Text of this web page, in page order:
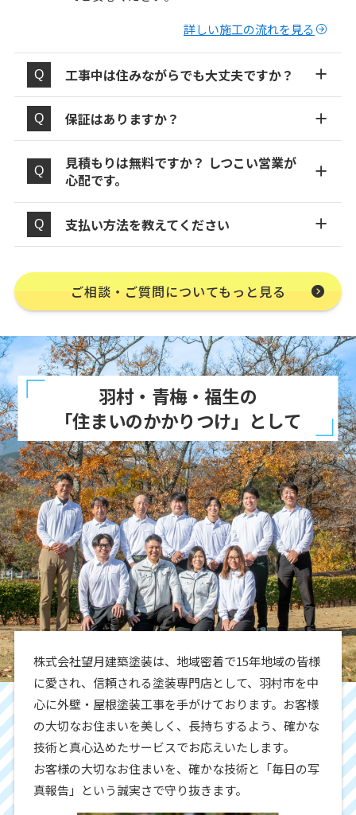
詳しい施工の流れを見る
工事中は住みながらでも大丈夫ですか？
保証はありますか？
見積もりは無料ですか？ しつこい営業が
心配です。
支払い方法を教えてください
ご相談・ご質問についてもっと見る
羽村・青梅・福生の
「住まいのかかりつけ」として
株式会社望月建築塗装は、地域密着で15年地域の皆様
に愛され、信頼される塗装専門店として、羽村市を中
心に外壁・屋根塗装工事を手がけております。お客様
の大切なお住まいを美しく、長持ちするよう、確かな
技術と真心込めたサービスでお応えいたします。
お客様の大切なお住まいを、確かな技術と「毎日の写
真報告」という誠実さで守り抜きます。